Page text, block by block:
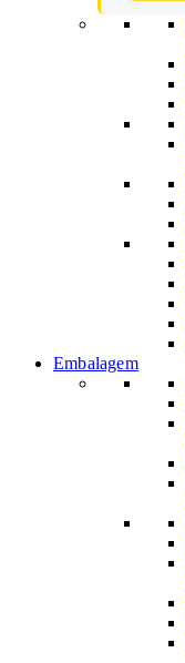
Embalagem